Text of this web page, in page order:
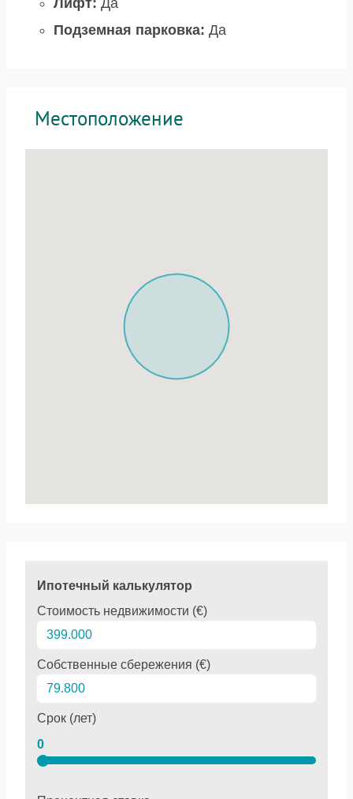
Лифт: Да
Подземная парковка: Да
Местоположение
Ипотечный калькулятор
Стоимость недвижимости (€)
Собственные сбережения (€)
Срок (лет)
0